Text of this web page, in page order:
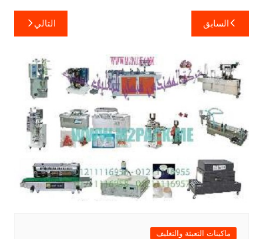
تصفّح
المقالات
السابق التالي
ماكينات التعبئة والتغليف